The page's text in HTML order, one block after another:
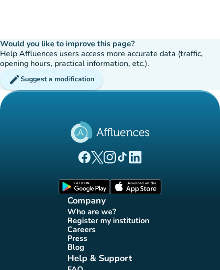
Would you like to improve this page?
Help Affluences users access more accurate data (traffic,
opening hours, practical information, etc.).
editSuggest a modification
(new tab)
(new tab)
(new tab)(new tab)
(new tab)
Company
Who are we?
(new tab)
Register my institution
(new tab)
Careers(new tab)
Press(new tab)
Blog(new tab)
Help & Support